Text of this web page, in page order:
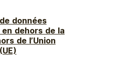
données
dehors de la
de l’Union